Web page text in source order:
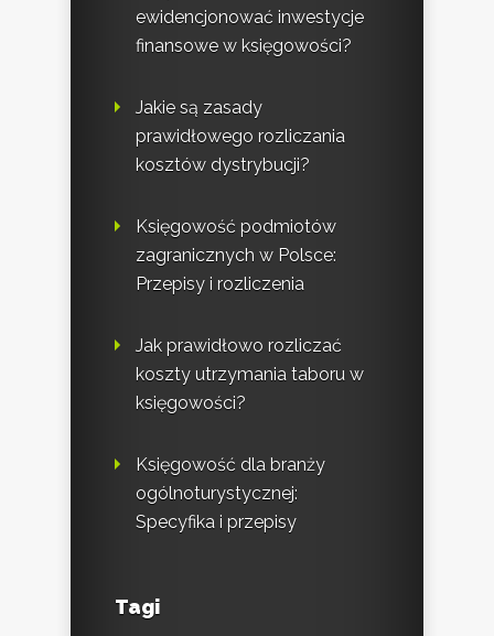
ewidencjonować inwestycje
finansowe w księgowości?
Jakie są zasady
prawidłowego rozliczania
kosztów dystrybucji?
Księgowość podmiotów
zagranicznych w Polsce:
Przepisy i rozliczenia
Jak prawidłowo rozliczać
koszty utrzymania taboru w
księgowości?
Księgowość dla branży
ogólnoturystycznej:
Specyfika i przepisy
Tagi